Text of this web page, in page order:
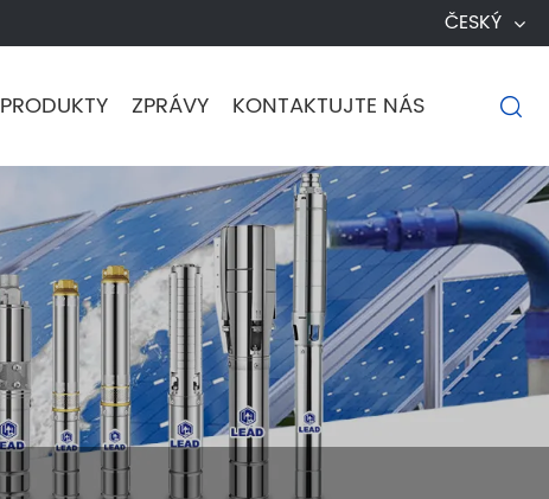
ČESKÝ
PRODUKTY ZPRÁVY KONTAKTUJTE NÁS 